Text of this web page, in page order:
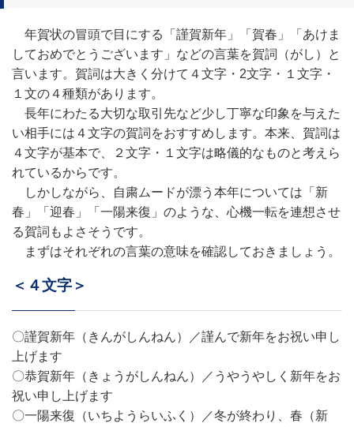
年賀状の冒頭で目にする「謹賀新年」「賀春」「あけま
しておめでとうございます」などの言葉を賀詞（がし）と
言います。賀詞は大きく分けて４文字・2文字・１文字・
１文の４種類があります。
長年にわたる大切な取引先など少し丁寧な印象を与えた
い相手には４文字の賀詞をおすすめします。本来、賀詞は
４文字が基本で、２文字・１文字は略儀的なものと考えら
れているからです。
しかしながら、自粛ムードが漂う本年については「新
春」「迎春」「一陽来復」のような、心機一転を連想させ
る賀詞もよさそうです。
まずはそれぞれの言葉の意味を確認しておきましょう。
＜４文字＞
〇謹賀新年（きんがしんねん）／謹んで新年をお祝い申し
上げます
〇恭賀新年（きょうがしんねん）／うやうやしく新年をお
祝い申し上げます
〇一陽来復（いちようらいふく）／冬が終わり、春（新